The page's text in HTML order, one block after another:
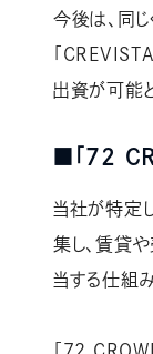
今後は、同
「
出資が可能
■「72
当社が特定
集し、賃貸
当する仕組み